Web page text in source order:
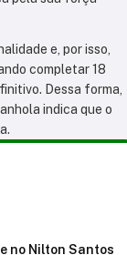
e, por isso,
completar 18
Dessa forma,
indica que o
no Nilton Santos